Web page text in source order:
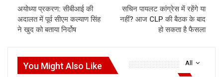
अयोध्या प्रकरण: सीबीआई की
अदालत में पूर्व सीएम कल्याण सिंह
ने खुद को बताया निर्दोष
सचिन पायलट कांग्रेस में रहेंगे या
नहीं? आज CLP की बैठक के बाद
हो सकता है फैसला
All
You Might Also Like